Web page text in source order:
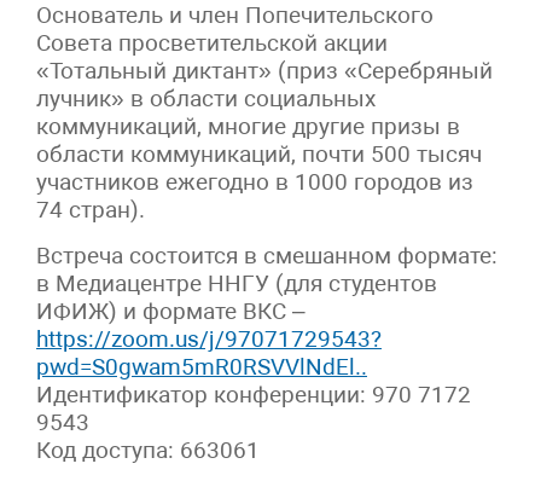
Основатель и член Попечительского
Совета просветительской акции
«Тотальный диктант» (приз «Серебряный
лучник» в области социальных
коммуникаций, многие другие призы в
области коммуникаций, почти 500 тысяч
участников ежегодно в 1000 городов из
74 стран).
Встреча состоится в смешанном формате:
в Медиацентре ННГУ (для студентов
ИФИЖ) и формате ВКС –
https://zoom.us/j/97071729543?
pwd=S0gwam5mR0RSVVlNdEl..
Идентификатор конференции: 970 7172
9543
Код доступа: 663061